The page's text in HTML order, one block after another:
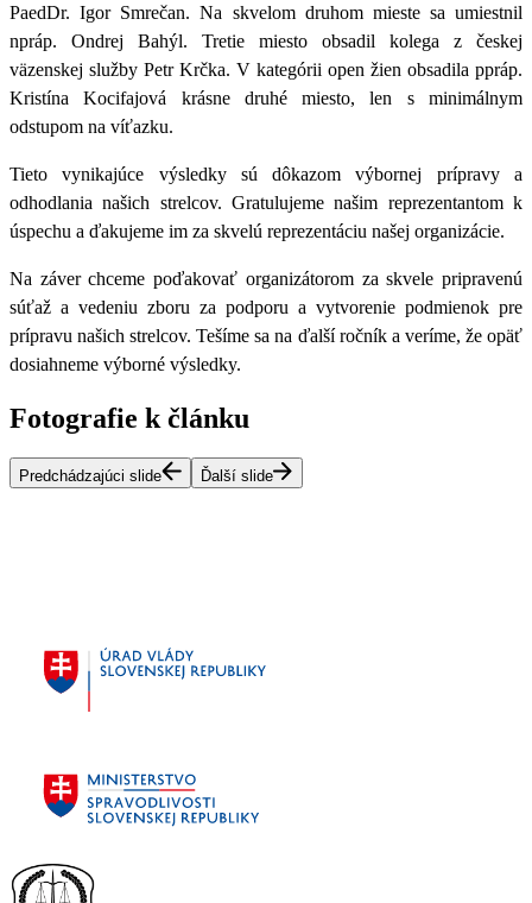
PaedDr. Igor Smrečan. Na skvelom druhom mieste sa umiestnil
npráp. Ondrej Bahýl. Tretie miesto obsadil kolega z českej
väzenskej služby Petr Krčka. V kategórii open žien obsadila ppráp.
Kristína Kocifajová krásne druhé miesto, len s minimálnym
odstupom na víťazku.
Tieto vynikajúce výsledky sú dôkazom výbornej prípravy a
odhodlania našich strelcov. Gratulujeme našim reprezentantom k
úspechu a ďakujeme im za skvelú reprezentáciu našej organizácie.
Na záver chceme poďakovať organizátorom za skvele pripravenú
súťaž a vedeniu zboru za podporu a vytvorenie podmienok pre
prípravu našich strelcov. Tešíme sa na ďalší ročník a veríme, že opäť
dosiahneme výborné výsledky.
Fotografie k článku
Predchádzajúci slide Ďalší slide